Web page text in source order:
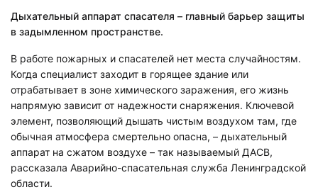
Дыхательный аппарат спасателя – главный барьер защиты
в задымленном пространстве.
В работе пожарных и спасателей нет места случайностям.
Когда специалист заходит в горящее здание или
отрабатывает в зоне химического заражения, его жизнь
напрямую зависит от надежности снаряжения. Ключевой
элемент, позволяющий дышать чистым воздухом там, где
обычная атмосфера смертельно опасна, – дыхательный
аппарат на сжатом воздухе – так называемый ДАСВ,
рассказала Аварийно-спасательная служба Ленинградской
области.